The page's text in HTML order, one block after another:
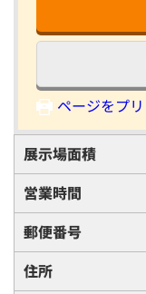
ページをプ
展示場面積
営業時間
郵便番号
住所